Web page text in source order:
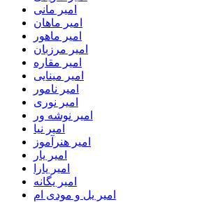
امیر مانی
امیر ماهان
امیر ماهور
امیر مرزبان
امیر مقاره
امیر مینایی
امیر نامور
امیر نوری
امیر نوشه ور
امیر نیا
امیر هنرآموز
امیر یار
امیر یارا
امیر یگانه
امیر یل و مودی ام